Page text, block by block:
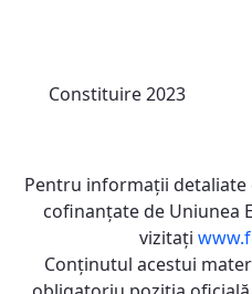
Constituire 2023
Pentru informaţii
cofinanţate de Uniunea
vizitaţi
Conţinutul acestui